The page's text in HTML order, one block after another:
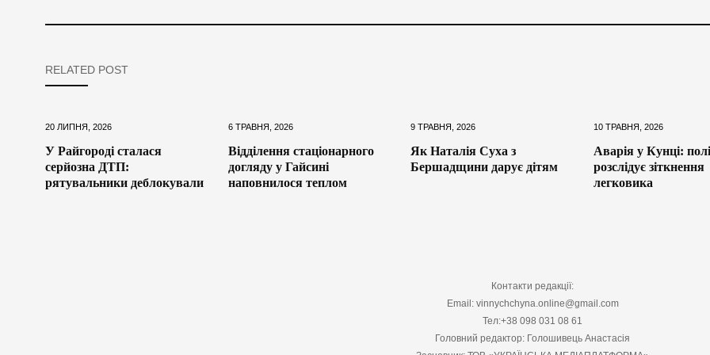
RELATED POST
20 ЛИПНЯ, 2026
У Райгороді сталася
серйозна ДТП:
рятувальники деблокували
6 ТРАВНЯ, 2026
Відділення стаціонарного
догляду у Гайсині
наповнилося теплом
9 ТРАВНЯ, 2026
Як Наталія Суха з
Бершадщини дарує дітям
10 ТРАВНЯ, 2026
Аварія у Кунці:
розслідує зіткнення
легковика
Контакти редакції:
Email: vinnychchyna.online@gmail.com
Тел:+38 098 031 08 61
Головний редактор: Голошивець Анастасія